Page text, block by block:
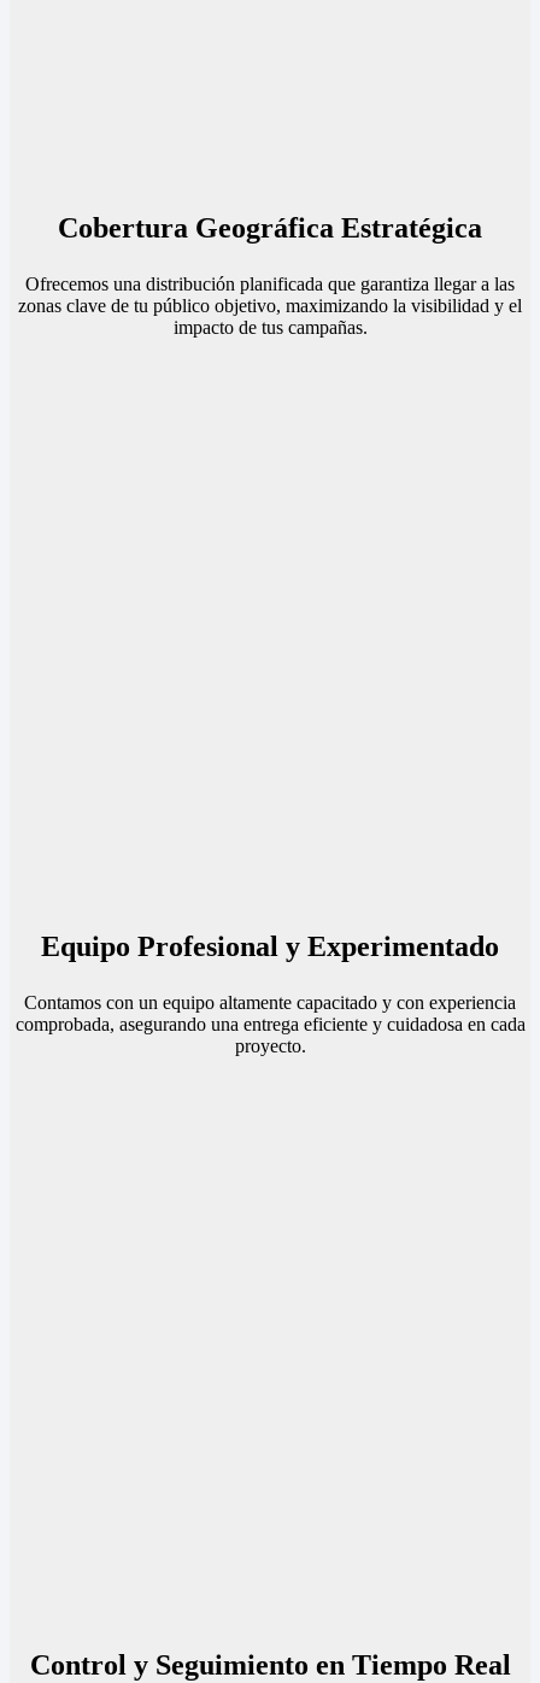
Cobertura Geográfica Estratégica
Ofrecemos una distribución planificada que garantiza llegar a las
zonas clave de tu público objetivo, maximizando la visibilidad y el
impacto de tus campañas.
Equipo Profesional y Experimentado
Contamos con un equipo altamente capacitado y con experiencia
comprobada, asegurando una entrega eficiente y cuidadosa en cada
proyecto.
Control y Seguimiento en Tiempo Real